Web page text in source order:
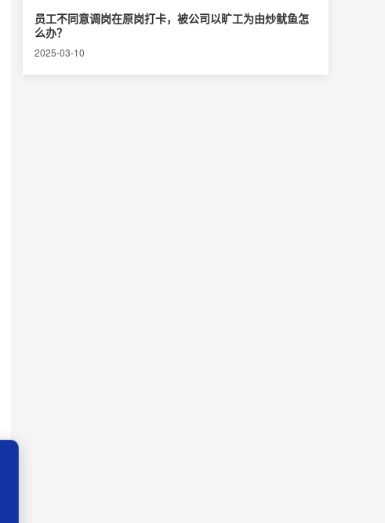
员工不同意调岗在原岗打卡，被公司以旷工为由炒鱿鱼怎
么办？
2025-03-10